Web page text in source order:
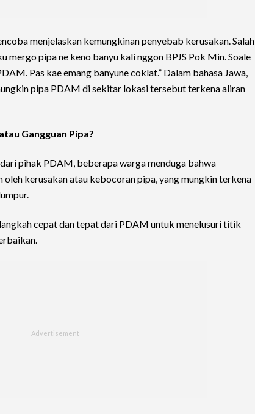
menjelaskan kemungkinan penyebab kerusakan. Salah
mergo pipa ne keno banyu kali nggon BPJS Pok Min. Soale
Pas kae emang banyune coklat.” Dalam bahasa Jawa,
pipa PDAM di sekitar lokasi tersebut terkena aliran
Gangguan Pipa?
pihak PDAM, beberapa warga menduga bahwa
kerusakan atau kebocoran pipa, yang mungkin terkena
cepat dan tepat dari PDAM untuk menelusuri titik